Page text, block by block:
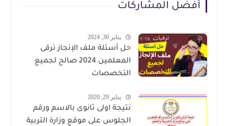
أفضل المشاركات
يناير 30, 2024
حل أسئلة ملف الإنجاز ترقى
المعلمين 2024 صالح لجميع
التخصصات
يناير 29, 2020
نتيجة اولى ثانوى بالاسم ورقم
الجلوس على موقع وزارة التربية